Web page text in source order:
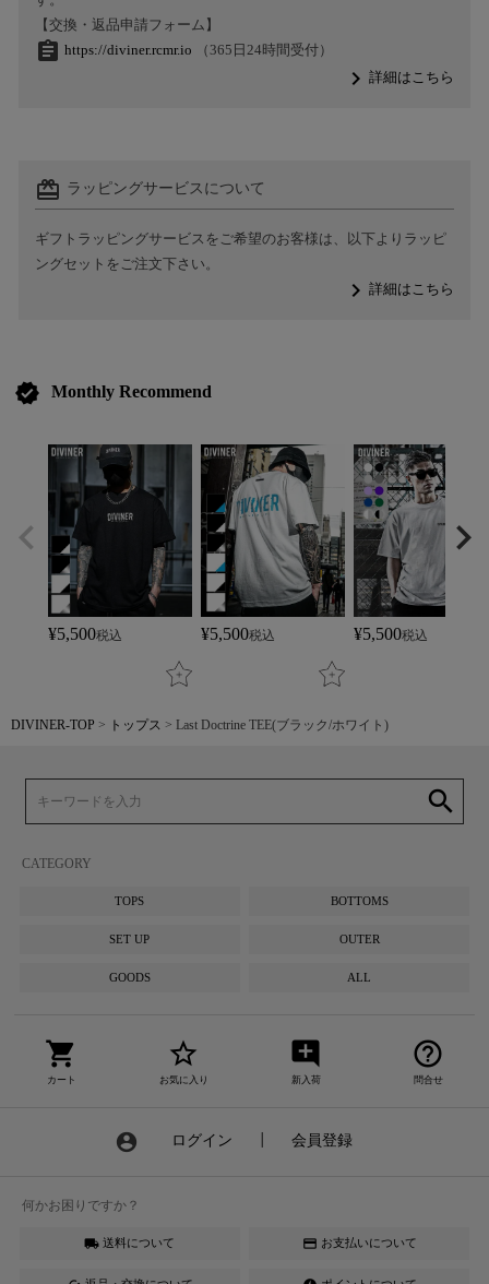
【交換・返品申請フォーム】
assignment https://diviner.rcmr.io （365日24時間受付）
navigate_next詳細はこちら
card_giftcard ラッピングサービスについて
ギフトラッピングサービスをご希望のお客様は、以下よりラッピ
ングセットをご注文下さい。
navigate_next詳細はこちら
verified Monthly Recommend
¥5,500税込 ¥5,500税込 ¥5,500税込
DIVINER-TOP トップス Last Doctrine TEE(ブラック/ホワイト)
search
CATEGORY
TOPS BOTTOMS
SET UP OUTER
GOODS ALL
shopping_cart
カート
star_border
お気に入り
add_comment
新入荷
help_outline
問合せ
account_circle ログイン 会員登録
何かお困りですか？
local_shipping 送料について credit_card お支払いについて